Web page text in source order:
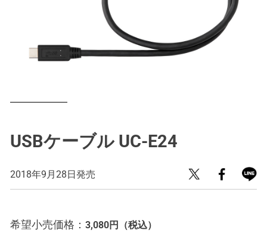
USBケーブル UC-E24
2018年9月28日発売
希望小売価格： 3,080円 （税込）